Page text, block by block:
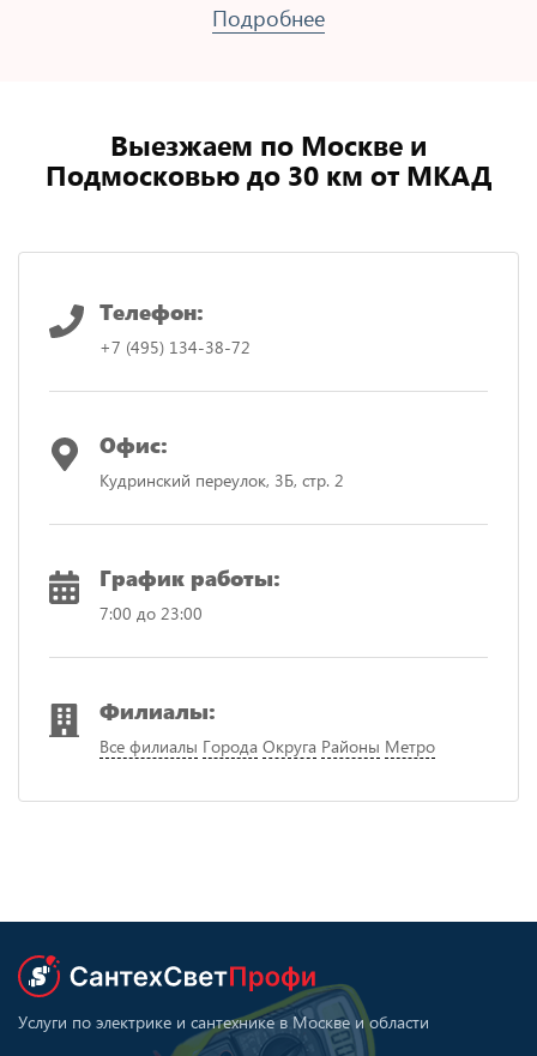
Подробнее
Выезжаем по Москве и
Подмосковью до 30 км от МКАД
Телефон:
+7 (495) 134-38-72
Офис:
Кудринский переулок, 3Б, стр. 2
График работы:
7:00 до 23:00
Филиалы:
Все филиалы Города Округа Районы Метро
Услуги по электрике и сантехнике в Москве и области